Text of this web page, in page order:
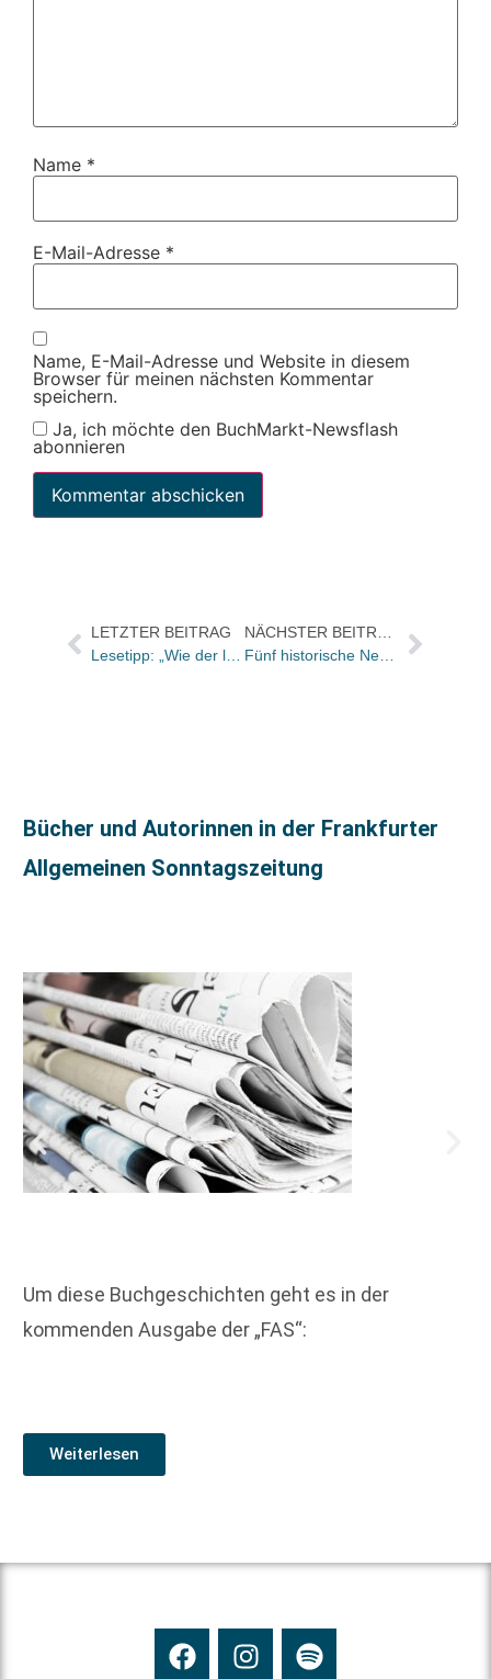
Name *
E-Mail-Adresse *
Name, E-Mail-Adresse und Website in diesem
Browser für meinen nächsten Kommentar
speichern.
Ja, ich möchte den BuchMarkt-Newsflash
abonnieren
LETZTER BEITRAG
Lesetipp: „Wie der lokale Handel gegen Amazon kämpft“
Bücher und Autorinnen in der Frankfurter
Allgemeinen Sonntagszeitung
Um diese Buchgeschichten geht es in der
kommenden Ausgabe der „FAS“:
Weiterlesen